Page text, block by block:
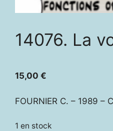
14076. La
15,00 €
FOURNIER C. – 1989 –
1 en stock